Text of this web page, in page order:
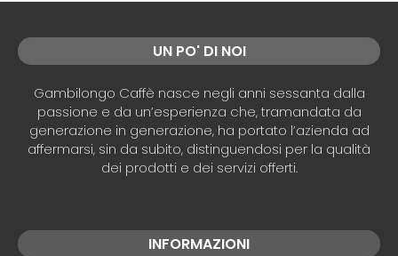
UN PO' DI NOI
Gambilongo Caffè nasce negli anni sessanta dalla
passione e da un’esperienza che, tramandata da
generazione in generazione, ha portato l’azienda ad
affermarsi, sin da subito, distinguendosi per la qualità
dei prodotti e dei servizi offerti.
INFORMAZIONI